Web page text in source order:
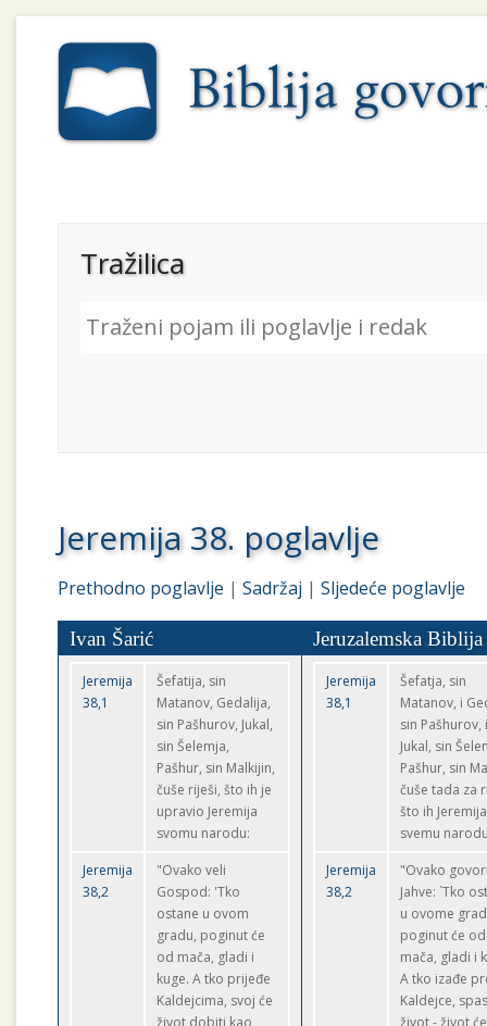
Tražilica
Jeremija 38. poglavlje
Prethodno poglavlje |Sadržaj |Sljedeće poglavlje
Ivan Šarić Jeruzalemska Biblija
Jeremija
38,1
Šefatija, sin
Matanov, Gedalija,
sin Pašhurov, Jukal,
sin Šelemja,
Pašhur, sin Malkijin,
čuše riješi, što ih je
upravio Jeremija
svomu narodu:
Jeremija
38,2
"Ovako veli
Gospod: 'Tko
ostane u ovom
gradu, poginut će
od mača, gladi i
kuge. A tko prijeđe
Kaldejcima, svoj će
život dobiti kao
Jeremija
38,1
Šefatja, sin
Matanov, i
sin Pašhurov,
Jukal, sin
Pašhur, sin
čuše tada za
što ih
svemu
Jeremija
38,2
"Ovako
Jahve: `Tko
u ovome
poginut će od
mača, gladi i
A tko izađe
Kaldejce,
život - život